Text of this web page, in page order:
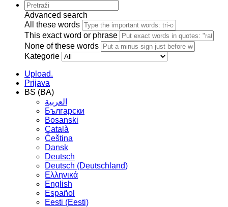
Advanced search
All these words
This exact word or phrase
None of these words
Kategorie
Upload.
Prijava
BS (BA)
العربية
Български
Bosanski
Сatalà
Čeština
Dansk
Deutsch
Deutsch (Deutschland)
Ελληνικά
English
Español
Eesti (Eesti)